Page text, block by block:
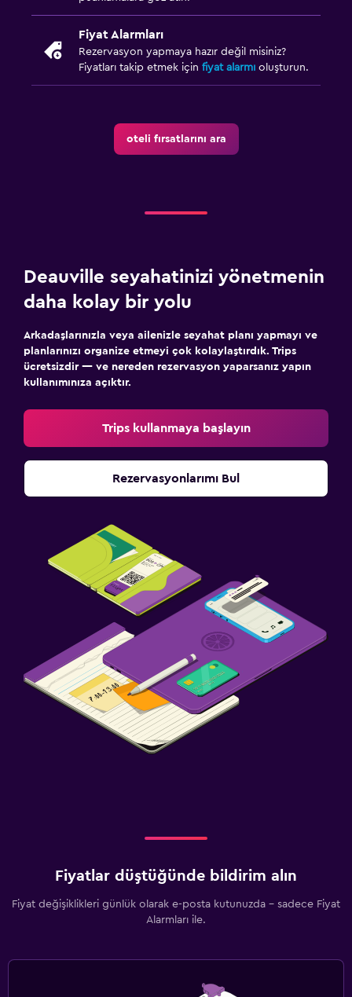
Fiyat Alarmları
Rezervasyon yapmaya hazır değil misiniz?
Fiyatları takip etmek için fiyat alarmı oluşturun.
oteli fırsatlarını ara
Deauville seyahatinizi yönetmenin
daha kolay bir yolu
Arkadaşlarınızla veya ailenizle seyahat planı yapmayı ve
planlarınızı organize etmeyi çok kolaylaştırdık. Trips
ücretsizdir — ve nereden rezervasyon yaparsanız yapın
kullanımınıza açıktır.
Trips kullanmaya başlayın
Rezervasyonlarımı Bul
Fiyatlar düştüğünde bildirim alın
Fiyat değişiklikleri günlük olarak e-posta kutunuzda - sadece Fiyat
Alarmları ile.